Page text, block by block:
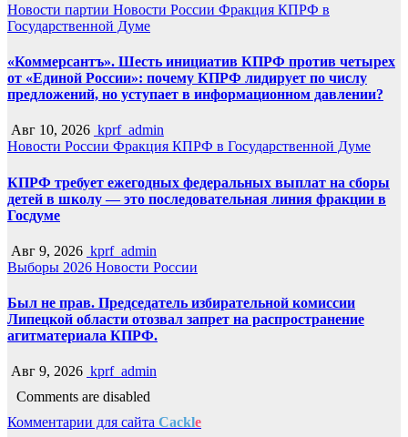
Новости партии Новости России Фракция КПРФ в
Государственной Думе
«Коммерсантъ». Шесть инициатив КПРФ против четырех
от «Единой России»: почему КПРФ лидирует по числу
предложений, но уступает в информационном давлении?
Авг 10, 2026 kprf_admin
Новости России Фракция КПРФ в Государственной Думе
КПРФ требует ежегодных федеральных выплат на сборы
детей в школу — это последовательная линия фракции в
Госдуме
Авг 9, 2026 kprf_admin
Выборы 2026 Новости России
Был не прав. Председатель избирательной комиссии
Липецкой области отозвал запрет на распространение
агитматериала КПРФ.
Авг 9, 2026 kprf_admin
Comments are disabled
Комментарии для сайта Cackle